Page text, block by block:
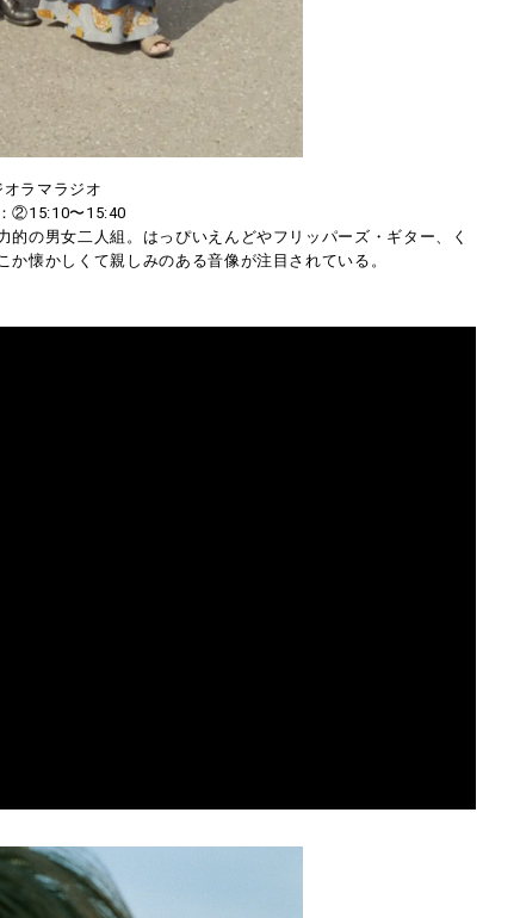
オラマラジオ
②15:10〜15:40
の男女二人組。はっぴいえんどやフリッパーズ・ギター、く
懐かしくて親しみのある音像が注目されている。